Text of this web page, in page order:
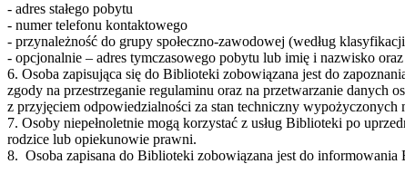
- adres stałego pobytu
- numer telefonu kontaktowego
- przynależność do grupy społeczno-zawodowej (według
- opcjonalnie – adres tymczasowego pobytu lub imię i nazwisko
6. Osoba zapisująca się do Biblioteki zobowiązana jest do
zgody na przestrzeganie regulaminu oraz na przetwarzanie
z przyjęciem odpowiedzialności za stan techniczny
7. Osoby niepełnoletnie mogą korzystać z usług Biblioteki po
rodzice lub opiekunowie prawni.
8. Osoba zapisana do Biblioteki zobowiązana jest do